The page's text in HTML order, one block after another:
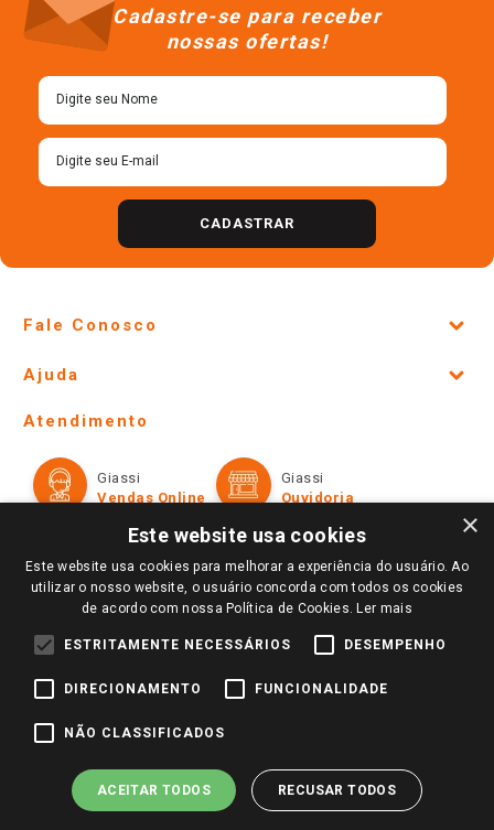
Cadastre-se para receber
nossas ofertas!
CADASTRAR
Fale Conosco
Lojas Físicas e Horários
Ofertas
Televendas
Perguntas frequentes
Trabalhe Conosco
Identidade Visual
Ajuda
Formas de Pagamento
Políticas de entrega
Trocas e Devoluções
Atendimento
Giassi
Vendas Online
Giassi
Ouvidoria
Redes Sociais
Pagamento e Segurança
×
Este website usa cookies
Este website usa cookies para melhorar a experiência do usuário. Ao
utilizar o nosso website, o usuário concorda com todos os cookies
de acordo com nossa Política de Cookies. Ler mais
ESTRITAMENTE NECESSÁRIOS DESEMPENHO
DIRECIONAMENTO FUNCIONALIDADE
NÃO CLASSIFICADOS
ACEITAR TODOS RECUSAR TODOS